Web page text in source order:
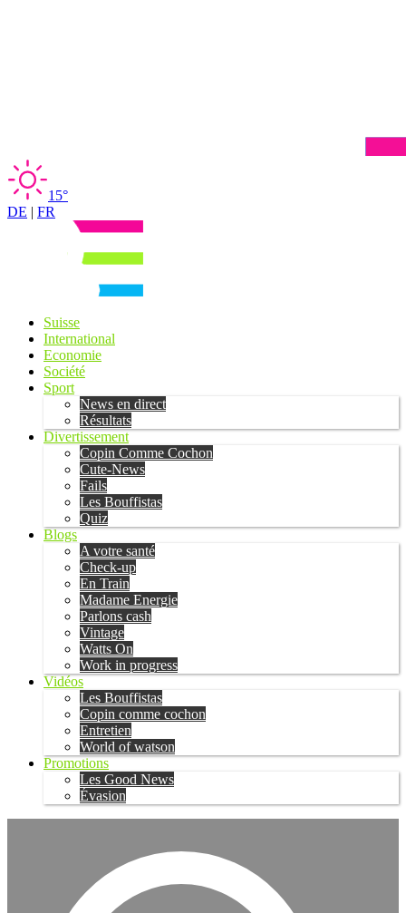
15°
DE | FR
Suisse
International
Economie
Société
Sport
News en direct
Résultats
Divertissement
Copin Comme Cochon
Cute-News
Fails
Les Bouffistas
Quiz
Blogs
A votre santé
Check-up
En Train
Madame Energie
Parlons cash
Vintage
Watts On
Work in progress
Vidéos
Les Bouffistas
Copin comme cochon
Entretien
World of watson
Promotions
Les Good News
Évasion